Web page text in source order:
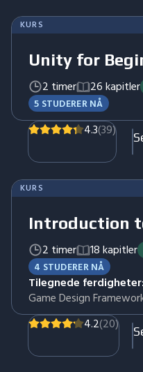
KURS
Unity for
2 timer 26 kapitler
5 STUDERER NÅ
4.3(39)
KURS
Introduction
2 timer 18 kapitler
4 STUDERER NÅ
Tilegnede ferdigheter:
Game Design
4.2(20)